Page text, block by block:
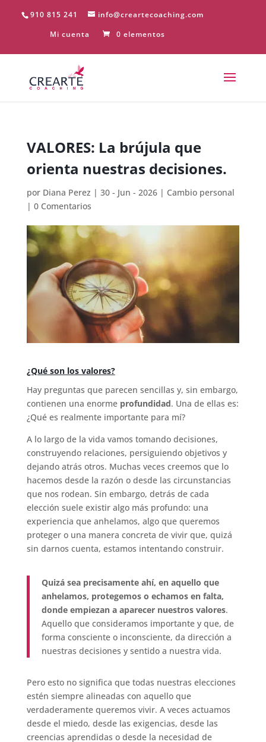
910 815 241
info@creartecoaching.com
Mi cuenta
0 elementos
VALORES: La brújula que
orienta nuestras decisiones.
por Diana Perez | 30 - Jun - 2026| Cambio personal
| 0 Comentarios
¿Qué son los valores?
Hay preguntas que parecen sencillas y, sin embargo,
contienen una enorme profundidad. Una de ellas es:
¿Qué es realmente importante para mí?
A lo largo de la vida vamos tomando decisiones,
construyendo relaciones, persiguiendo objetivos y
dejando atrás otros. Muchas veces creemos que lo
hacemos desde la razón o desde las circunstancias
que nos rodean. Sin embargo, detrás de cada
elección suele existir algo más profundo: una
experiencia que anhelamos, algo que queremos
proteger o una manera concreta de vivir que, quizá
sin darnos cuenta, estamos intentando construir.
Quizá sea precisamente ahí, en aquello que
anhelamos, protegemos o echamos en falta,
donde empiezan a aparecer nuestros valores.
Aquello que consideramos importante y que, de
forma consciente o inconsciente, da dirección a
nuestras decisiones y sentido a nuestra vida.
Pero esto no significa que todas nuestras elecciones
estén siempre alineadas con aquello que
verdaderamente queremos vivir. A veces actuamos
desde el miedo, desde las exigencias, desde las
creencias aprendidas o desde la necesidad de